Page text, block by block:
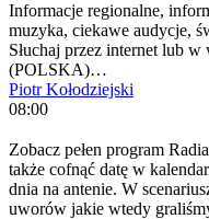
Informacje regionalne,
muzyka, ciekawe audycje,
Słuchaj przez internet lub
(POLSKA)…
Piotr Kołodziejski
08:00
Zobacz pełen program
także cofnąć datę w
dnia na antenie. W
uworów jakie wtedy